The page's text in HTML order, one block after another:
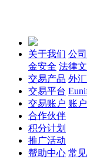
关于我们 公
金安全 法律
交易产品 外汇
交易平台
交易账户 账
合作伙伴
积分计划
推广活动
帮助中心 常